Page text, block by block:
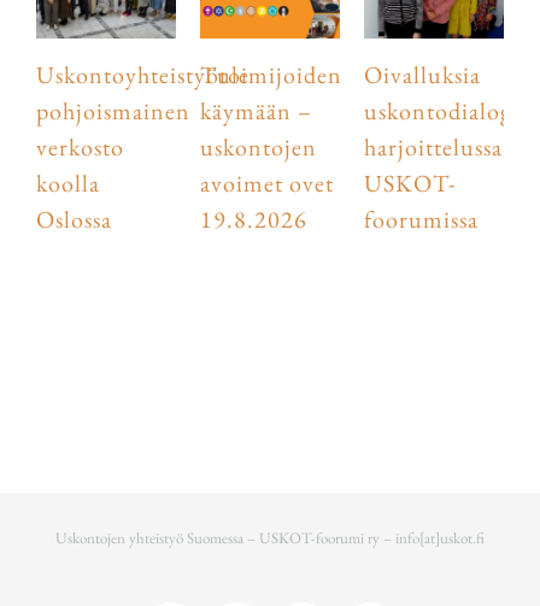
Uskontoyhteistyötoimijoiden
pohjoismainen
verkosto
koolla
Oslossa
Tule
käymään –
uskontojen
avoimet ovet
19.8.2026
Oivalluksia
harjoittelussa
USKOT-
foorumissa
Uskontojen yhteistyö Suomessa – USKOT-foorumi ry – info[at]uskot.fi